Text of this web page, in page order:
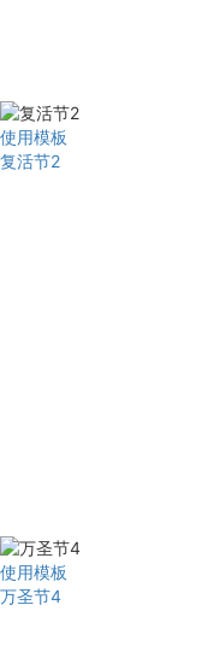
使用模板
复活节2
使用模板
万圣节4